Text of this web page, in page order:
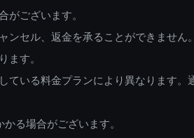
がございます。
ンセル、返金を承ることができません。
ます。
ている料金プランにより異なります
る場合がございます。